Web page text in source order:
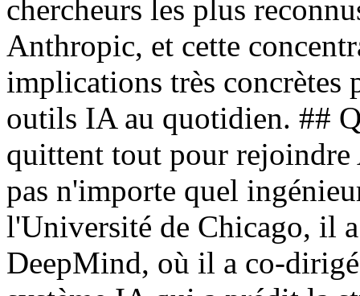
chercheurs les plus
Anthropic, et cette
implications très concrètes
outils IA au quotidien. ##
quittent tout pour rejoindre
pas n'importe quel
l'Université de Chicago, il
DeepMind, où il a co-